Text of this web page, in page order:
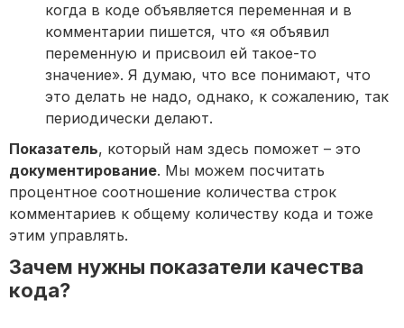
когда в коде объявляется переменная и в
комментарии пишется, что «я объявил
переменную и присвоил ей такое-то
значение». Я думаю, что все понимают, что
это делать не надо, однако, к сожалению, так
периодически делают.
Показатель, который нам здесь поможет – это
документирование. Мы можем посчитать
процентное соотношение количества строк
комментариев к общему количеству кода и тоже
этим управлять.
Зачем нужны показатели качества
кода?